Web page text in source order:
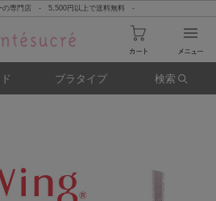
の専門店 - 5,500円以上で送料無料 -
ブラタイプ 検索